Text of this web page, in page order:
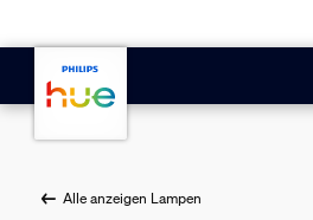
Alle anzeigen Lampen